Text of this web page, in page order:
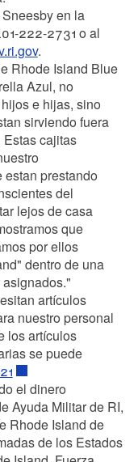
en la
222-2731 o al
.
Rhode Island Blue
Azul, no
e hijas, sino
sirviendo fuera
cajitas
prestando
del
lejos de casa
que
por ellos
dentro de una
artículos
nuestro personal
los artículos
se puede
el dinero
Ayuda Militar de RI,
Rhode Island de
de los Estados